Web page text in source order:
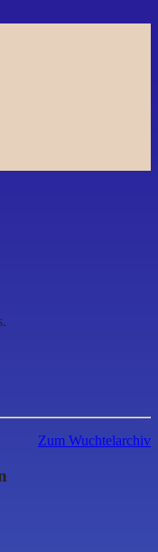
Zum Wuchtelarchiv